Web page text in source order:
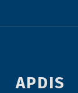
APDIS